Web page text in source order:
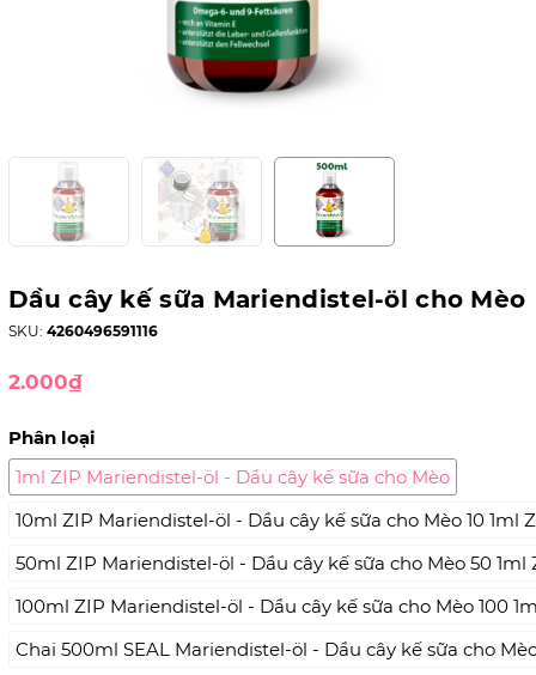
Dầu cây kế sữa Mariendistel-öl cho Mèo
SKU: 4260496591116
2.000₫
Phân loại
1ml ZIP Mariendistel-öl - Dầu cây kế sữa cho Mèo
10ml ZIP Mariendistel-öl - Dầu cây kế sữa cho Mèo 10
50ml ZIP Mariendistel-öl - Dầu cây kế sữa cho Mèo 50
100ml ZIP Mariendistel-öl - Dầu cây kế sữa cho Mèo 100
Chai 500ml SEAL Mariendistel-öl - Dầu cây kế sữa cho